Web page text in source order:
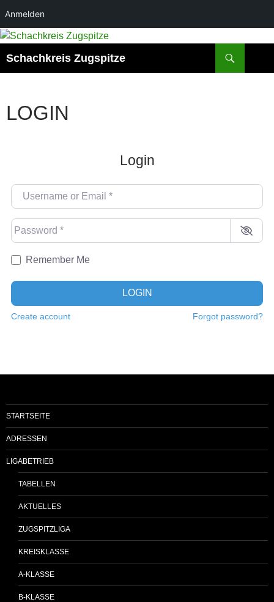
Anmelden
Schachkreis Zugspitze
LOGIN
Login
Username or Email
Password*
Remember Me
LOGIN
Create account Forgot password?
STARTSEITE
ADRESSEN
LIGABETRIEB
TABELLEN
AKTUELLES
ZUGSPITZLIGA
KREISKLASSE
A-KLASSE
B-KLASSE